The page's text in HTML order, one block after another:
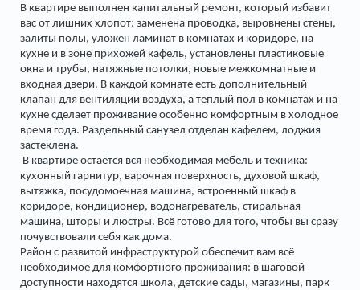
В квартире выполнен капитальный ремонт, который избавит
вас от лишних хлопот: заменена проводка, выровнены стены,
залиты полы, уложен ламинат в комнатах и коридоре, на
кухне и в зоне прихожей кафель, установлены пластиковые
окна и трубы, натяжные потолки, новые межкомнатные и
входная двери. В каждой комнате есть дополнительный
клапан для вентиляции воздуха, а тёплый пол в комнатах и на
кухне сделает проживание особенно комфортным в холодное
время года. Раздельный санузел отделан кафелем, лоджия
застеклена.
В квартире остаётся вся необходимая мебель и техника:
кухонный гарнитур, варочная поверхность, духовой шкаф,
вытяжка, посудомоечная машина, встроенный шкаф в
коридоре, кондиционер, водонагреватель, стиральная
машина, шторы и люстры. Всё готово для того, чтобы вы сразу
почувствовали себя как дома.
Район с развитой инфраструктурой обеспечит вам всё
необходимое для комфортного проживания: в шаговой
доступности находятся школа, детские сады, магазины, парк